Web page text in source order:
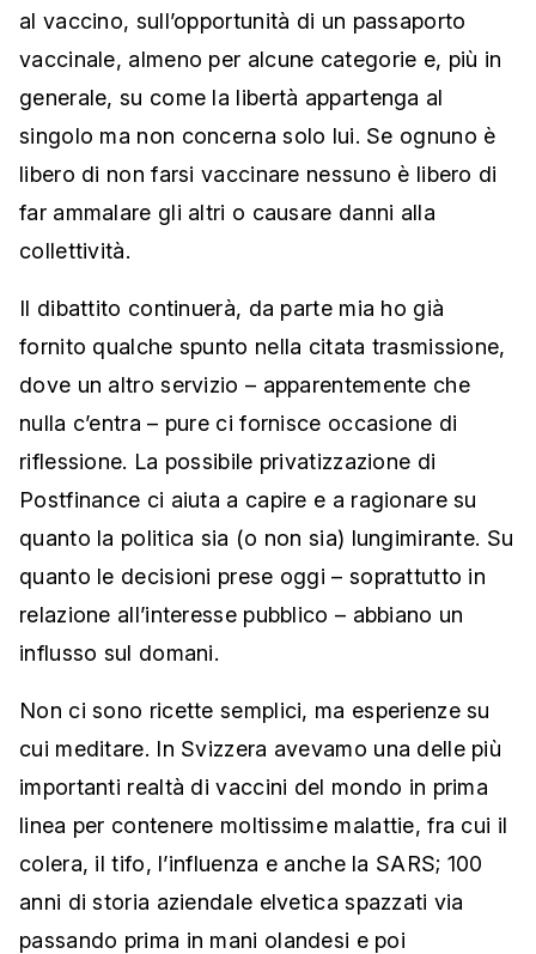
al vaccino, sull’opportunità di un passaporto
vaccinale, almeno per alcune categorie e, più in
generale, su come la libertà appartenga al
singolo ma non concerna solo lui. Se ognuno è
libero di non farsi vaccinare nessuno è libero di
far ammalare gli altri o causare danni alla
collettività.
Il dibattito continuerà, da parte mia ho già
fornito qualche spunto nella citata trasmissione,
dove un altro servizio – apparentemente che
nulla c’entra – pure ci fornisce occasione di
riflessione. La possibile privatizzazione di
Postfinance ci aiuta a capire e a ragionare su
quanto la politica sia (o non sia) lungimirante. Su
quanto le decisioni prese oggi – soprattutto in
relazione all’interesse pubblico – abbiano un
influsso sul domani.
Non ci sono ricette semplici, ma esperienze su
cui meditare. In Svizzera avevamo una delle più
importanti realtà di vaccini del mondo in prima
linea per contenere moltissime malattie, fra cui il
colera, il tifo, l’influenza e anche la SARS; 100
anni di storia aziendale elvetica spazzati via
passando prima in mani olandesi e poi